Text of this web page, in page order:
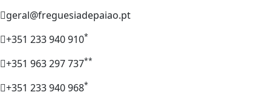
geral@freguesiadepaiao.pt
+351 233 940 910*
+351 963 297 737**
+351 233 940 968*